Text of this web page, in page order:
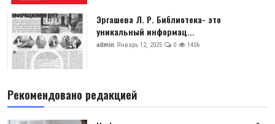
Эргашева Л. Р. Библиотека- это
уникальный информац...
admin Январь 12, 2025 0 1406
Рекомендовано редакцией